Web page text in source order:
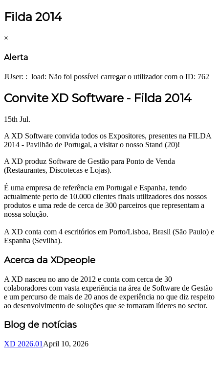
Filda 2014
×
Alerta
JUser: :_load: Não foi possível carregar o utilizador com o ID: 762
Convite XD Software - Filda 2014
15th Jul.
A XD Software convida todos os Expositores, presentes na FILDA
2014 - Pavilhão de Portugal, a visitar o nosso Stand (20)!
A XD produz Software de Gestão para Ponto de Venda
(Restaurantes, Discotecas e Lojas).
É uma empresa de referência em Portugal e Espanha, tendo
actualmente perto de 10.000 clientes finais utilizadores dos nossos
produtos e uma rede de cerca de 300 parceiros que representam a
nossa solução.
A XD conta com 4 escritórios em Porto/Lisboa, Brasil (São Paulo) e
Espanha (Sevilha).
Acerca da XDpeople
A XD nasceu no ano de 2012 e conta com cerca de 30
colaboradores com vasta experiência na área de Software de Gestão
e um percurso de mais de 20 anos de experiência no que diz respeito
ao desenvolvimento de soluções que se tornaram líderes no sector.
Blog de notícias
XD 2026.01 April 10, 2026